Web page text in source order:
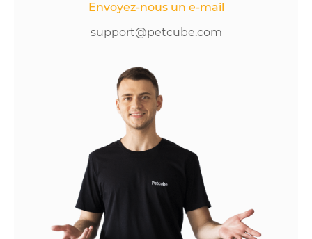
Envoyez-nous un e-mail
support@petcube.com